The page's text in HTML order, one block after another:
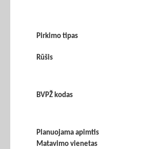
Pirkimo tipas
Rūšis
BVPŽ kodas
Planuojama apimtis
Matavimo vienetas